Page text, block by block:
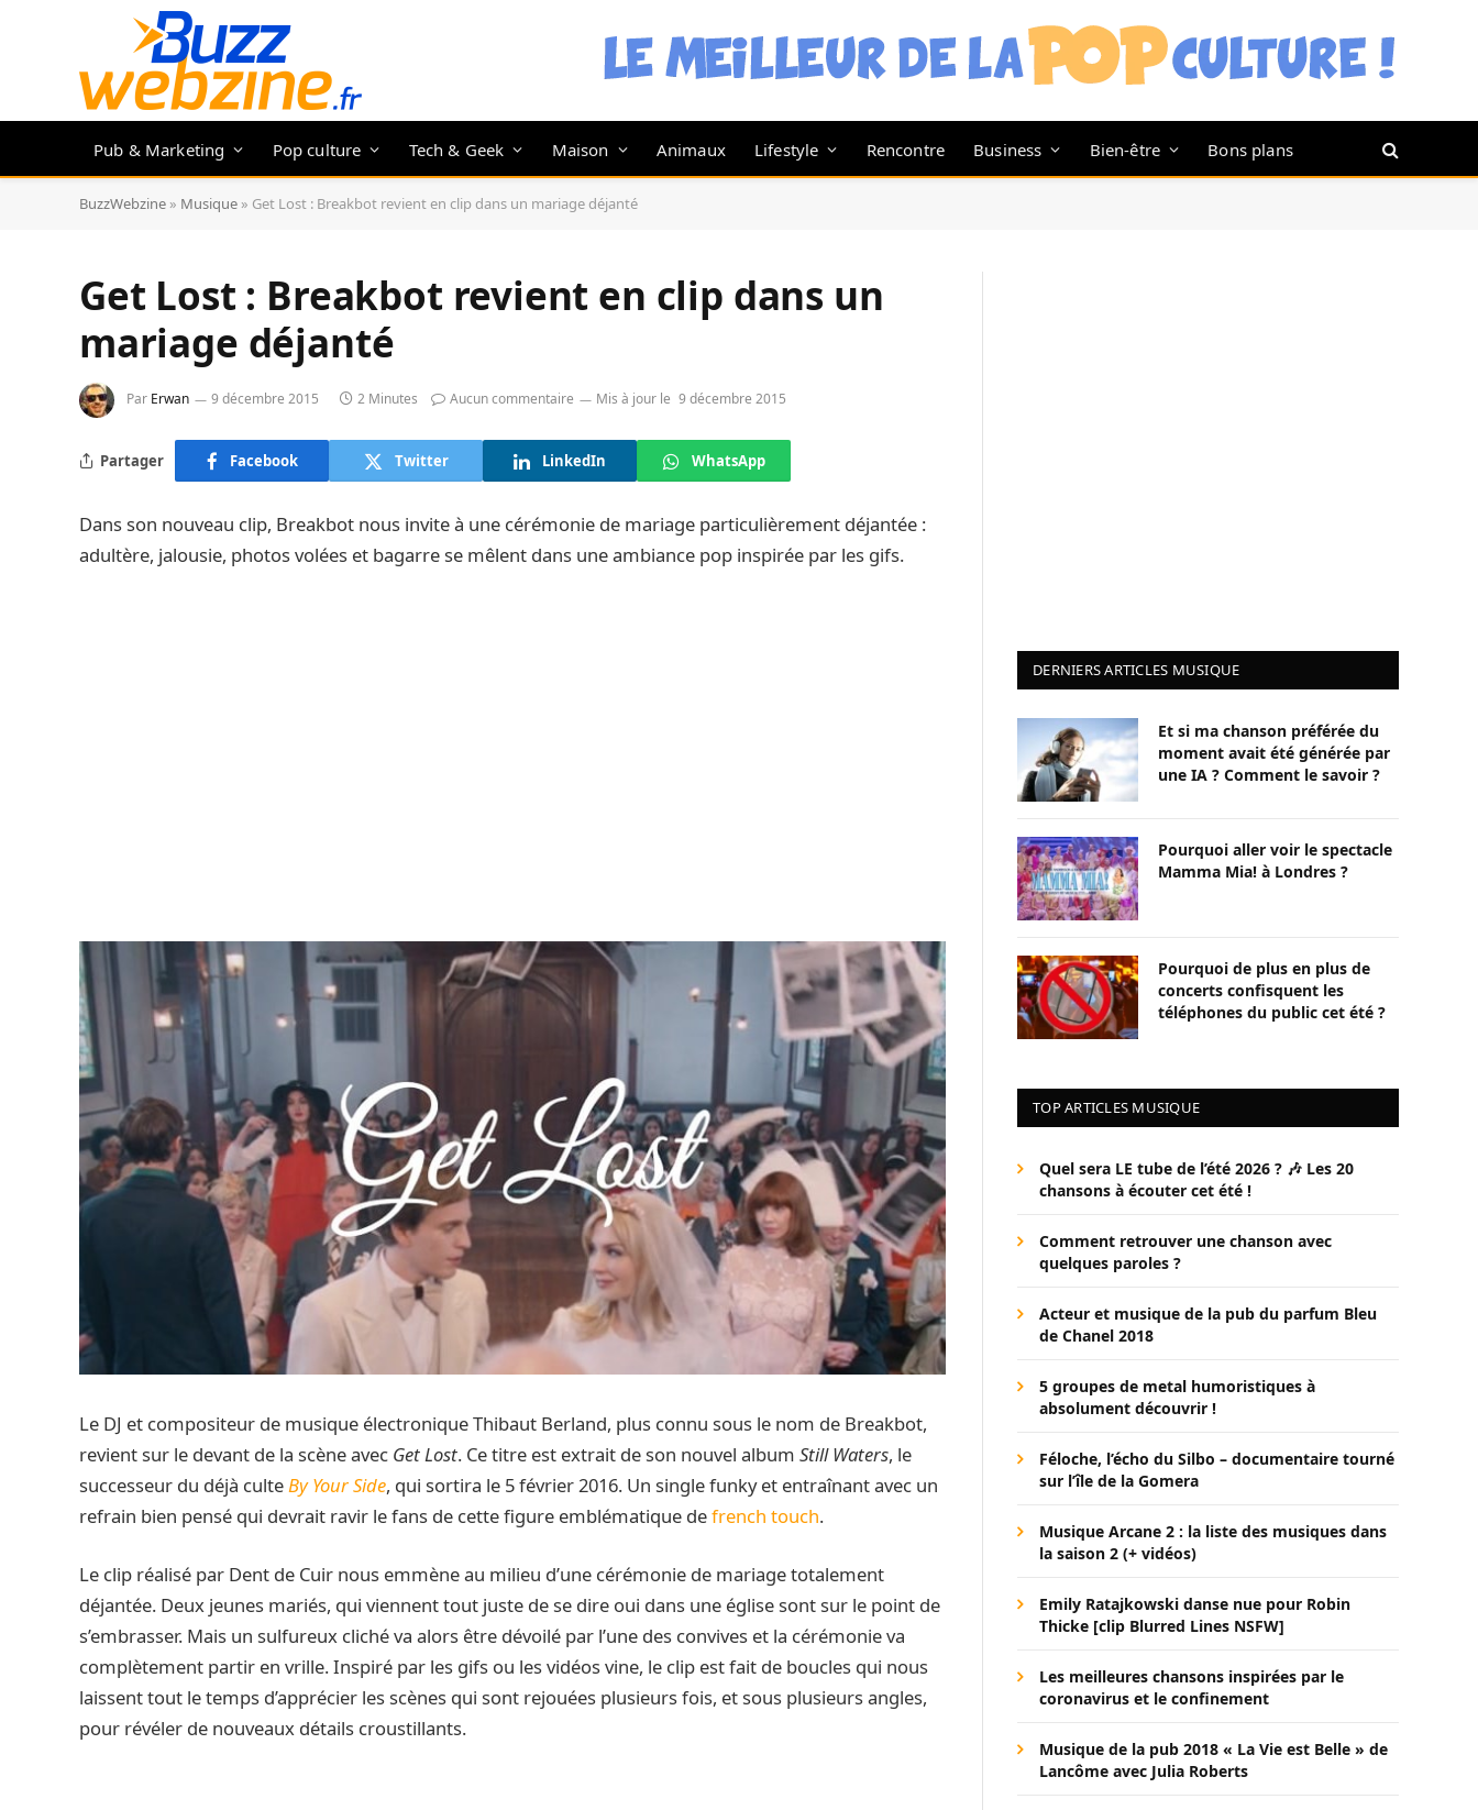
Pub & Marketing Pop culture Tech & Geek Maison Animaux Lifestyle Rencontre Business Bien-être Bons plans
BuzzWebzine » Musique » Get Lost : Breakbot revient en clip dans un mariage déjanté
Get Lost : Breakbot revient en clip dans un
mariage déjanté
Par Erwan 9 décembre 2015 2 Minutes Aucun commentaire Mis à jour le 9 décembre 2015
Partager Facebook Twitter LinkedIn WhatsApp
Dans son nouveau clip, Breakbot nous invite à une cérémonie de mariage particulièrement déjantée :
adultère, jalousie, photos volées et bagarre se mêlent dans une ambiance pop inspirée par les gifs.
Le DJ et compositeur de musique électronique Thibaut Berland, plus connu sous le nom de Breakbot,
revient sur le devant de la scène avec Get Lost. Ce titre est extrait de son nouvel album Still Waters, le
successeur du déjà culte By Your Side, qui sortira le 5 février 2016. Un single funky et entraînant avec un
refrain bien pensé qui devrait ravir le fans de cette figure emblématique defrench touch.
Le clip réalisé par Dent de Cuir nous emmène au milieu d’une cérémonie de mariage totalement
déjantée. Deux jeunes mariés, qui viennent tout juste de se dire oui dans une église sont sur le point de
s’embrasser. Mais un sulfureux cliché va alors être dévoilé par l’une des convives et la cérémonie va
complètement partir en vrille. Inspiré par les gifs ou les vidéos vine, le clip est fait de boucles qui nous
laissent tout le temps d’apprécier les scènes qui sont rejouées plusieurs fois, et sous plusieurs angles,
pour révéler de nouveaux détails croustillants.
DERNIERS ARTICLES MUSIQUE
Et si ma chanson préférée du
moment avait été générée par
une IA ? Comment le savoir ?
Pourquoi aller voir le spectacle
Mamma Mia! à Londres ?
Pourquoi de plus en plus de
concerts confisquent les
téléphones du public cet été ?
TOP ARTICLES MUSIQUE
Quel sera LE tube de l’été 2026 ? 🎶 Les 20
chansons à écouter cet été !
Comment retrouver une chanson avec
quelques paroles ?
Acteur et musique de la pub du parfum Bleu
de Chanel 2018
5 groupes de metal humoristiques à
absolument découvrir !
Féloche, l’écho du Silbo – documentaire tourné
sur l’île de la Gomera
Musique Arcane 2 : la liste des musiques dans
la saison 2 (+ vidéos)
Emily Ratajkowski danse nue pour Robin
Thicke [clip Blurred Lines NSFW]
Les meilleures chansons inspirées par le
coronavirus et le confinement
Musique de la pub 2018 « La Vie est Belle » de
Lancôme avec Julia Roberts